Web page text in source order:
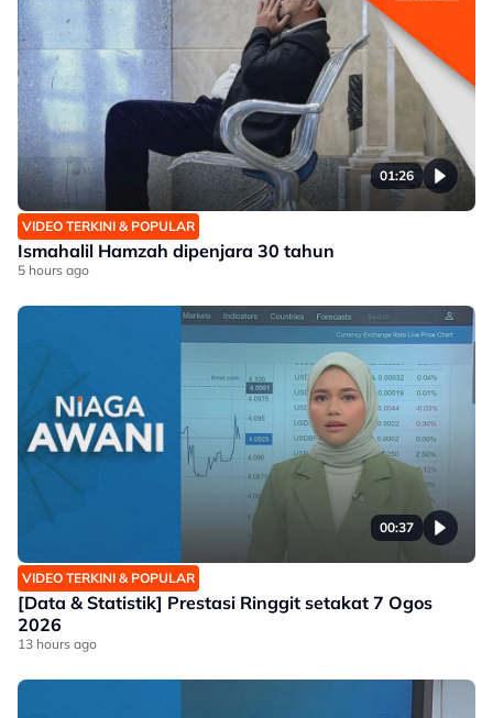
01:26
VIDEO TERKINI & POPULAR
Ismahalil Hamzah dipenjara 30 tahun
5 hours ago
00:37
VIDEO TERKINI & POPULAR
[Data & Statistik] Prestasi Ringgit setakat 7 Ogos
2026
13 hours ago